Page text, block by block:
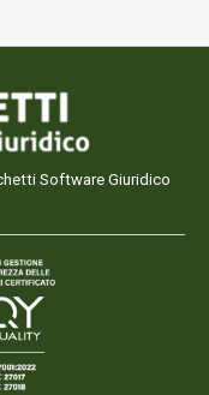
Software Giuridico